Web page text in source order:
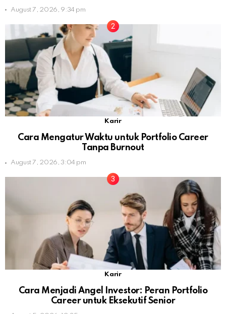
August 7, 2026, 9:34 pm
Karir
Cara Mengatur Waktu untuk Portfolio Career
Tanpa Burnout
August 7, 2026, 3:04 pm
Karir
Cara Menjadi Angel Investor: Peran Portfolio
Career untuk Eksekutif Senior